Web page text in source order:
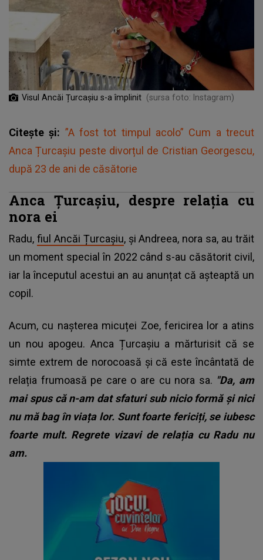
Visul Ancăi Țurcașiu s-a împlinit (sursa foto: Instagram)
Citește și: ”A fost tot timpul acolo” Cum a trecut
Anca Țurcașiu peste divorțul de Cristian Georgescu,
după 23 de ani de căsătorie
Anca Țurcașiu, despre relația cu
nora ei
Radu, fiul Ancăi Țurcașiu, și Andreea, nora sa, au trăit
un moment special în 2022 când s-au căsătorit civil,
iar la începutul acestui an au anunțat că așteaptă un
copil.
Acum, cu nașterea micuței Zoe, fericirea lor a atins
un nou apogeu. Anca Țurcașiu a mărturisit că se
simte extrem de norocoasă și că este încântată de
relația frumoasă pe care o are cu nora sa. "Da, am
mai spus că n-am dat sfaturi sub nicio formă și nici
nu mă bag în viața lor. Sunt foarte fericiți, se iubesc
foarte mult. Regrete vizavi de relația cu Radu nu
am.